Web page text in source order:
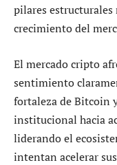
pilares
crecimiento del
El mercado cripto
sentimiento
fortaleza de Bitcoin
institucional hacia
liderando el
intentan acelerar